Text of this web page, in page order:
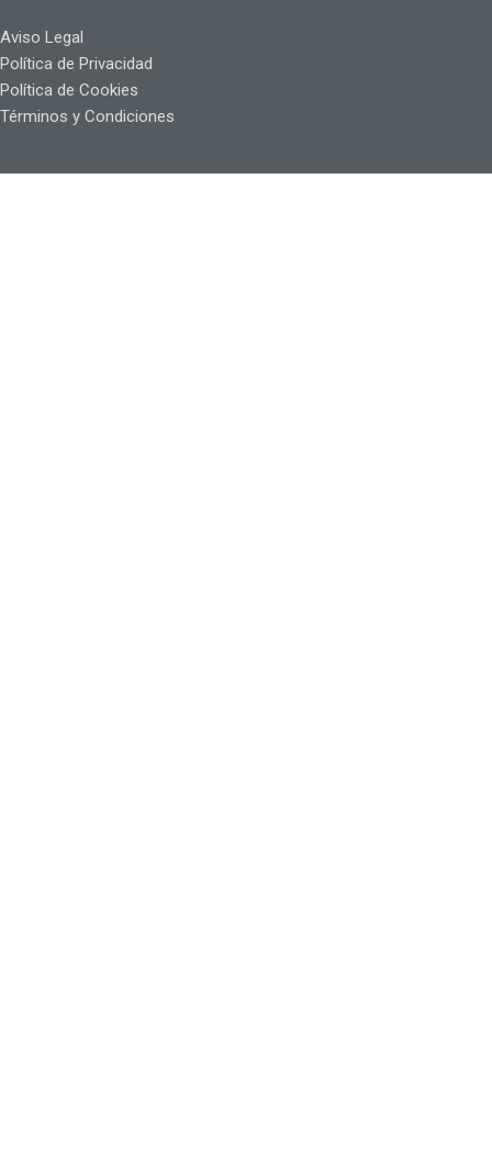
Aviso Legal
Política de Privacidad
Política de Cookies
Términos y Condiciones